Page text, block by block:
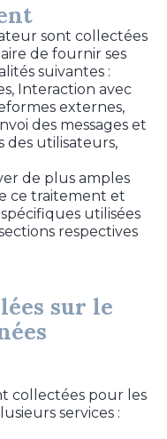
sont collectées
de fournir ses
suivantes :
Interaction avec
externes,
des messages et
des utilisateurs,
de plus amples
ce traitement et
utilisées
respectives
sur le
collectées pour les
services :